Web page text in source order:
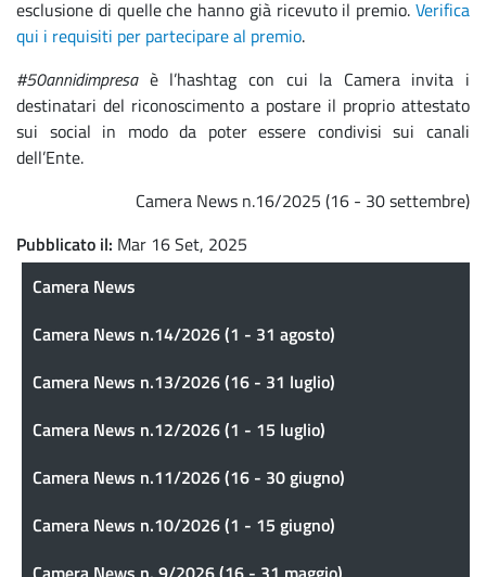
esclusione di quelle che hanno già ricevuto il premio. Verifica
qui i requisiti per partecipare al premio.
#50annidimpresaè l’hashtag con cui la Camera invita i
destinatari del riconoscimento a postare il proprio attestato
sui social in modo da poter essere condivisi sui canali
dell’Ente.
Camera News n.16/2025 (16 - 30 settembre)
Pubblicato il Mar 16 Set, 2025
Camera News
Camera News
Camera News n.14/2026 (1 - 31 agosto)
Camera News n.13/2026 (16 - 31 luglio)
Camera News n.12/2026 (1 - 15 luglio)
Camera News n.11/2026 (16 - 30 giugno)
Camera News n.10/2026 (1 - 15 giugno)